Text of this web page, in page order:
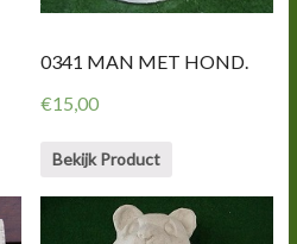
0341 MAN MET HOND.
€15,00
Bekijk Product